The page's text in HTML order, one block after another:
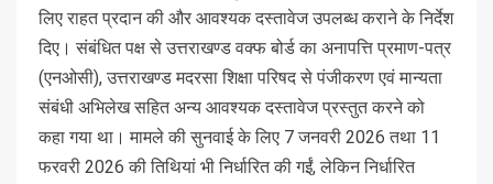
लिए राहत प्रदान की और आवश्यक दस्तावेज उपलब्ध कराने के निर्देश
दिए। संबंधित पक्ष से उत्तराखण्ड वक्फ बोर्ड का अनापत्ति प्रमाण-पत्र
(एनओसी), उत्तराखण्ड मदरसा शिक्षा परिषद से पंजीकरण एवं मान्यता
संबंधी अभिलेख सहित अन्य आवश्यक दस्तावेज प्रस्तुत करने को
कहा गया था। मामले की सुनवाई के लिए 7 जनवरी 2026 तथा 11
फरवरी 2026 की तिथियां भी निर्धारित की गईं, लेकिन निर्धारित